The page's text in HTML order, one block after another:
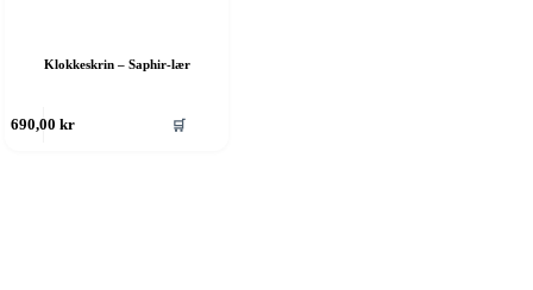
Klokkeskrin – Saphir-lær
690,00kr 🛒